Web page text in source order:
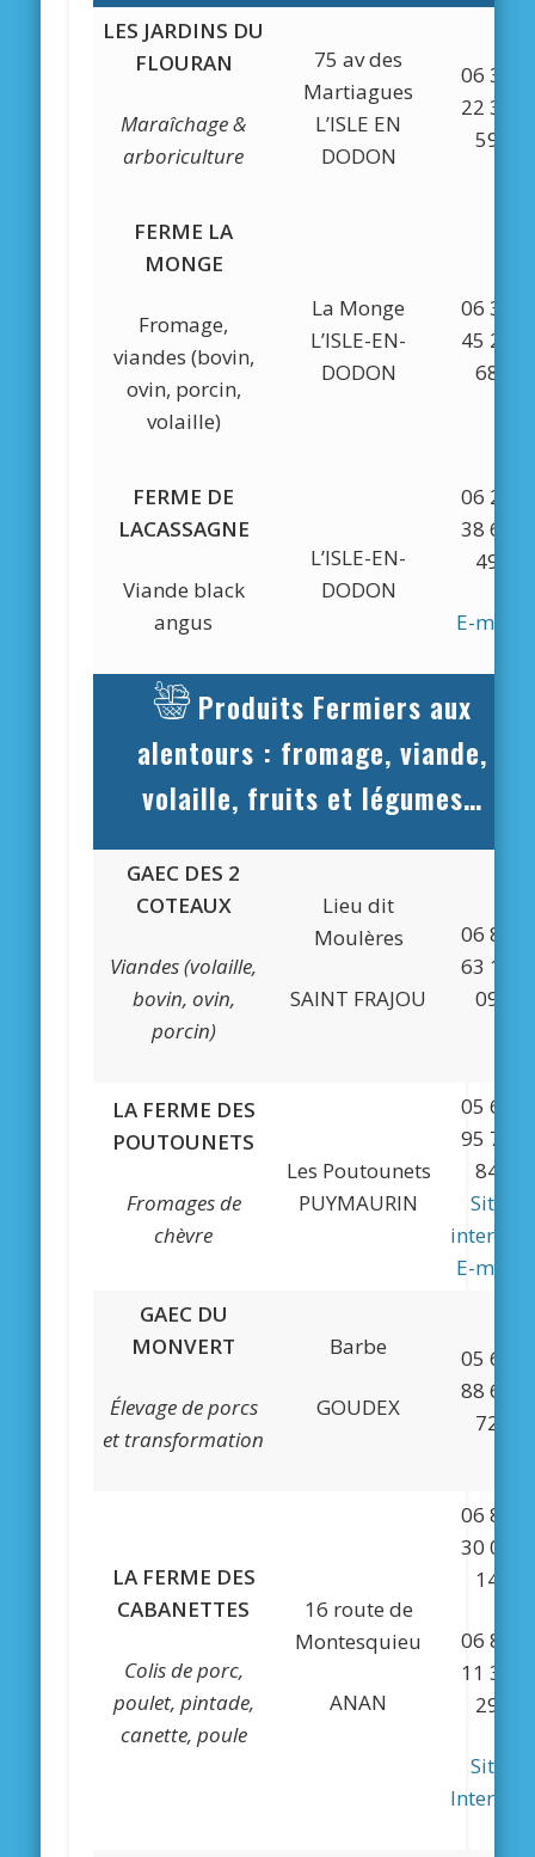
LES JARDINS DU
FLOURAN
Maraîchage &
arboriculture
75 av des
Martiagues
L’ISLE EN
DODON
06 32
22 38
59
FERME LA
MONGE
Fromage,
viandes (bovin,
ovin, porcin,
volaille)
La Monge
L’ISLE-EN-
DODON
06 35
45 23
68
FERME DE
LACASSAGNE
Viande black
angus
L’ISLE-EN-
DODON
06 21
38 63
49
E-mail
Produits Fermiers aux
alentours : fromage, viande,
volaille, fruits et légumes…
GAEC DES 2
COTEAUX
Viandes (volaille,
bovin, ovin,
porcin)
Lieu dit
Moulères
SAINT FRAJOU
06 83
63 17
09
LA FERME DES
POUTOUNETS
Fromages de
chèvre
Les Poutounets
PUYMAURIN
05 61
95 76
84
Site
internet
E-mail
GAEC DU
MONVERT
Élevage de porcs
et transformation
Barbe
GOUDEX
05 61
88 68
72
LA FERME DES
CABANETTES
Colis de porc,
poulet, pintade,
canette, poule
16 route de
Montesquieu
ANAN
06 83
30 01
14
06 83
11 39
29
Site
Internet